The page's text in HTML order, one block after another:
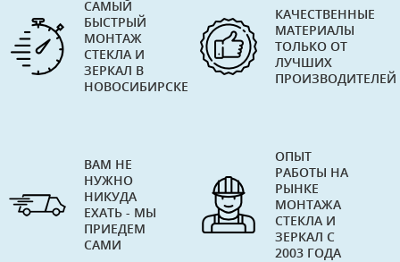
САМЫЙ
БЫСТРЫЙ
МОНТАЖ
СТЕКЛА И
ЗЕРКАЛ В
НОВОСИБИРСКЕ
КАЧЕСТВЕННЫЕ
МАТЕРИАЛЫ
ТОЛЬКО ОТ
ЛУЧШИХ
ПРОИЗВОДИТЕЛЕЙ
ВАМ НЕ
НУЖНО
НИКУДА
ЕХАТЬ - МЫ
ПРИЕДЕМ
САМИ
ОПЫТ
РАБОТЫ НА
РЫНКЕ
МОНТАЖА
СТЕКЛА И
ЗЕРКАЛ С
2003 ГОДА